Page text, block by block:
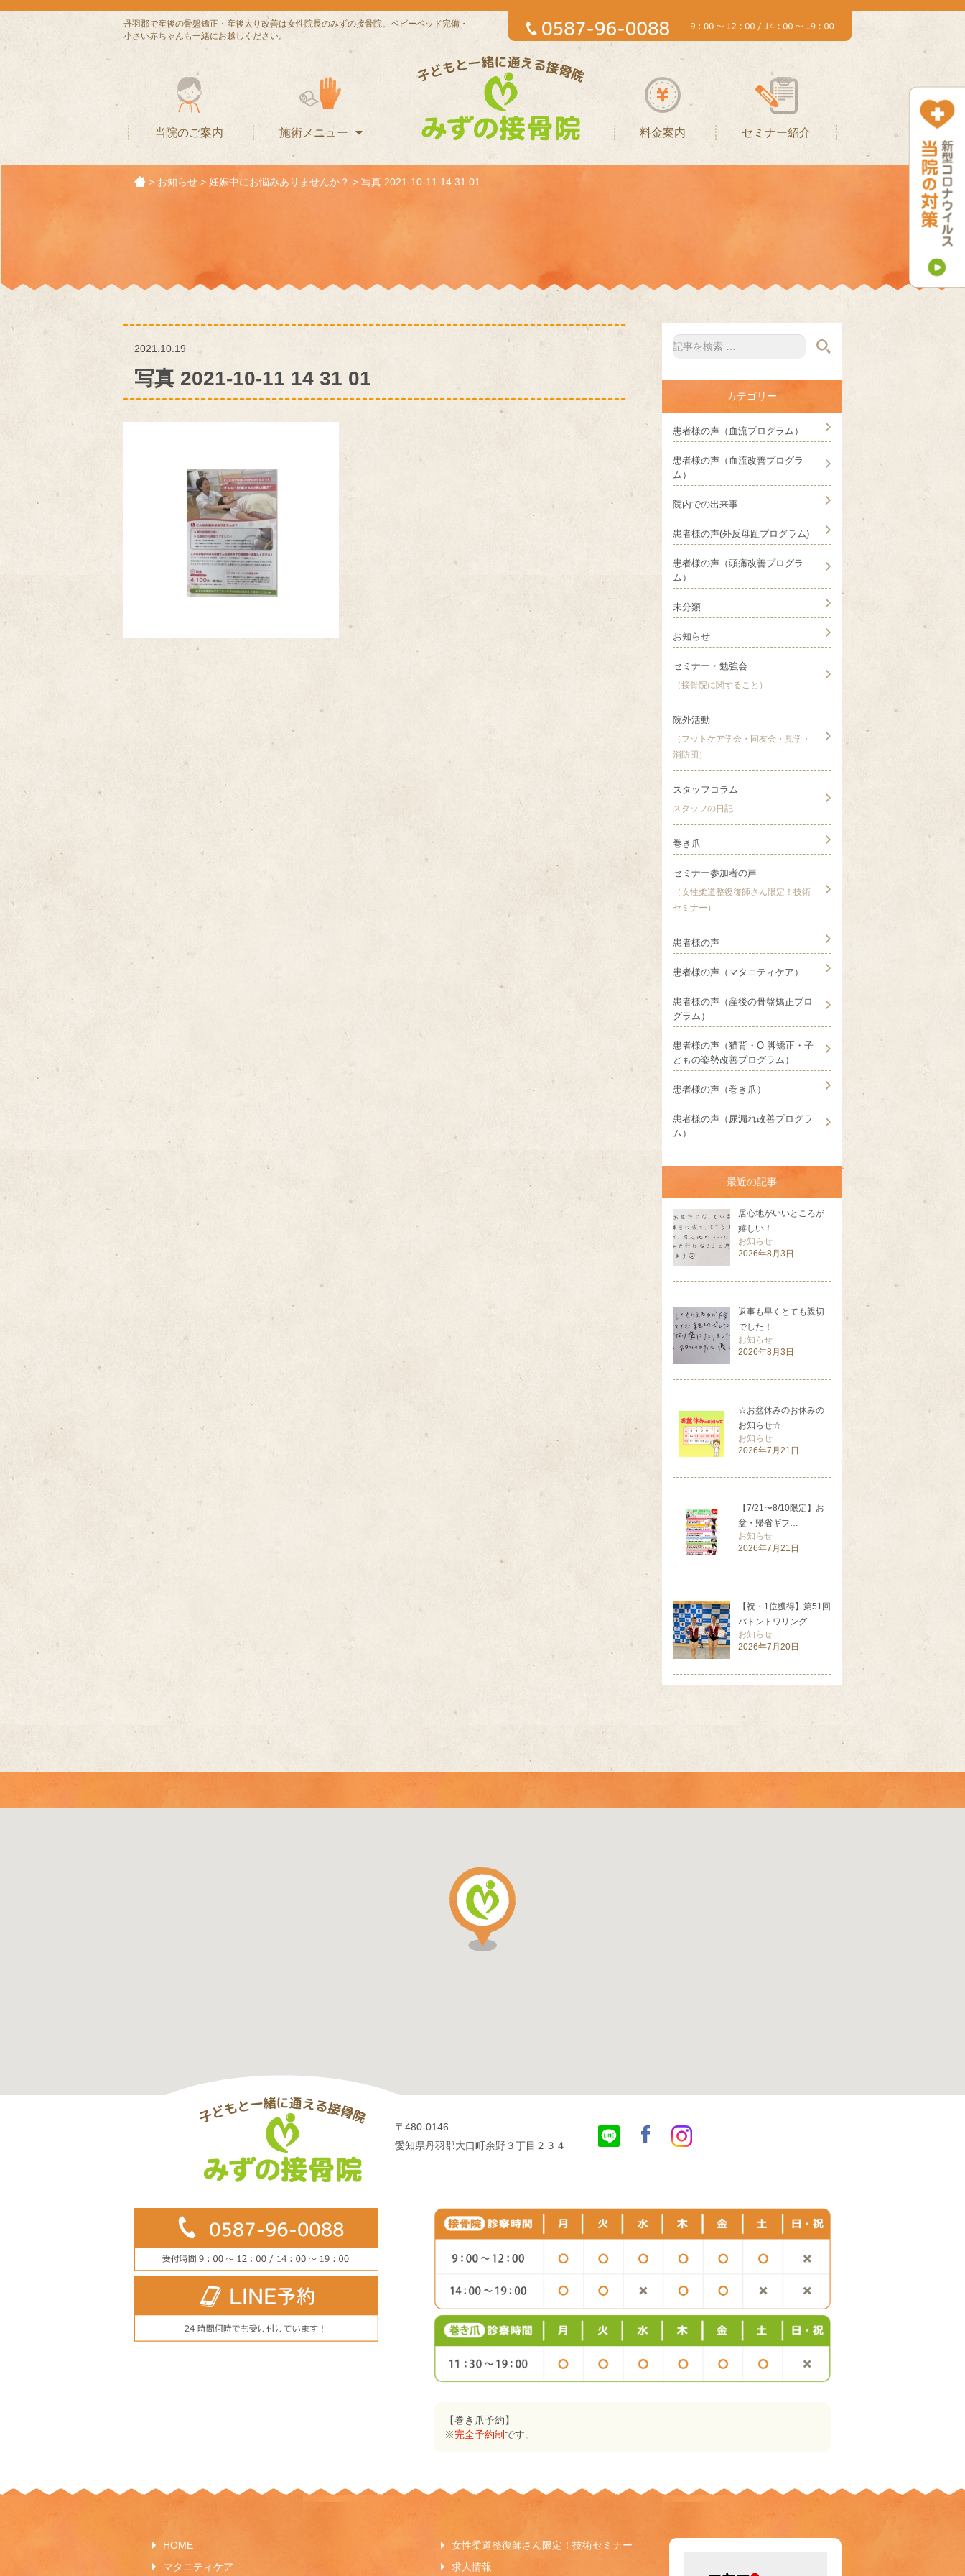
丹羽郡で産後の骨盤矯正・産後太り改善は女性院長のみずの接骨院。ベビーベッド完備・
小さい赤ちゃんも一緒にお越しください。
当院のご案内 施術メニュー 料金案内 セミナー紹介
> お知らせ >妊娠中にお悩みありませんか？ >写真 2021-10-11 14 31 01
2021.10.19
写真 2021-10-11 14 31 01
カテゴリー
患者様の声（血流プログラム）
患者様の声（血流改善プログラ
ム）
院内での出来事
患者様の声(外反母趾プログラム)
患者様の声（頭痛改善プログラ
ム）
未分類
お知らせ
セミナー・勉強会
（接骨院に関すること）
院外活動
（フットケア学会・同友会・見学・
消防団）
スタッフコラム
スタッフの日記
巻き爪
セミナー参加者の声
（女性柔道整復復師さん限定！技術
セミナー）
患者様の声
患者様の声（マタニティケア）
患者様の声（産後の骨盤矯正プロ
グラム）
患者様の声（猫背・O 脚矯正・子
どもの姿勢改善プログラム）
患者様の声（巻き爪）
患者様の声（尿漏れ改善プログラ
ム）
最近の記事
居心地がいいところが
嬉しい！
お知らせ
2026年8月3日
返事も早くとても親切
でした！
お知らせ
2026年8月3日
☆お盆休みのお休みの
お知らせ☆
お知らせ
2026年7月21日
【7/21〜8/10限定】お
盆・帰省ギフ…
お知らせ
2026年7月21日
【祝・1位獲得】第51回
バトントワリング…
お知らせ
2026年7月20日
〒480-0146
愛知県丹羽郡大口町余野３丁目２３４
【巻き爪予約】
※完全予約制 です。
HOME
マタニティケア
女性柔道整復師さん限定！技術セミナー
求人情報